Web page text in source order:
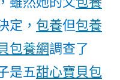
定， 包養但包養
包養網調查了
是五甜心寶貝包